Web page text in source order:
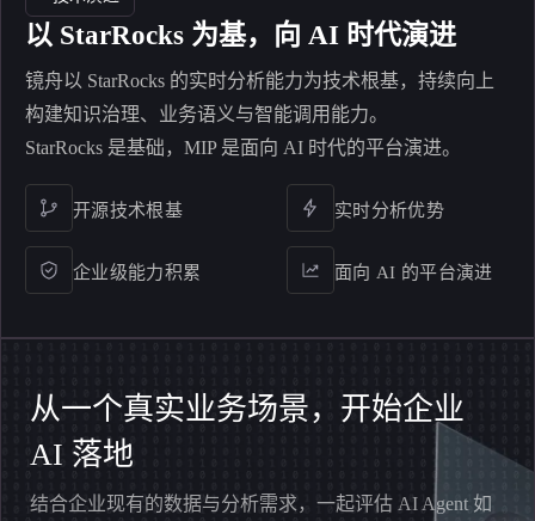
以 StarRocks 为基，向 AI 时代演进
镜舟以 StarRocks 的实时分析能力为技术根基，持续向上
构建知识治理、业务语义与智能调用能力。
StarRocks 是基础，MIP 是面向 AI 时代的平台演进。
开源技术根基 实时分析优势
企业级能力积累 面向 AI 的平台演进
从一个真实业务场景，开始企业
AI 落地
结合企业现有的数据与分析需求，一起评估 AI Agent 如